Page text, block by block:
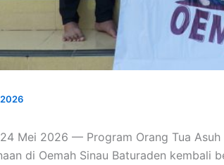
Mei 2026 — Program Orang Tua
di Oemah Sinau Baturaden kembali